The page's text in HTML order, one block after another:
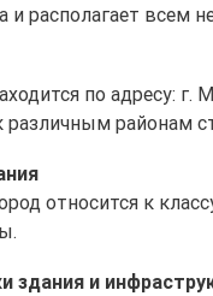
и располагает
по адресу:
различным районам
относится к
здания и